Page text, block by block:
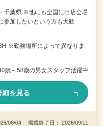
千葉県 ※他にも全国に出店会場
参加したいという方も大歓
※勤務場所によって異なりま
歳～58歳の男女スタッフ活躍中
細を見る
08/04 掲載終了日： 2026/09/11